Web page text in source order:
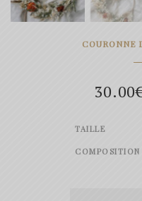
COURONNE
30.00
TAILLE
COMPOSITION